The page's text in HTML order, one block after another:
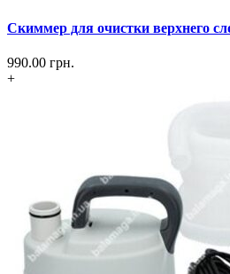
Скиммер для очистки верхнего
990.00 грн.
+